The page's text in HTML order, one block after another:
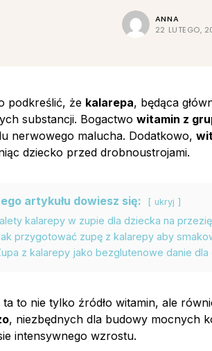
ANNA
22 LUTEGO,
podkreślić, że kalarepa, będąca
substancji. Bogactwo witamin z
nerwowego malucha. Dodatkowo,
dziecko przed drobnoustrojami.
artykułu dowiesz się: ukryj
kalarepy w zupie dla dziecka na
przygotować zupę z kalarepy aby
z kalarepy jako bezglutenowe danie dla
ta to nie tylko źródło witamin, ale
, niezbędnych dla budowy mocnych
intensywnego wzrostu.